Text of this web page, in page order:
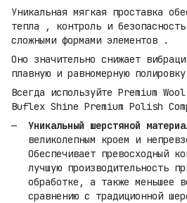
Уникальная мягкая проставка
тепла , контроль и
сложными формами элементов .
Оно значительно снижает
плавную и равномерную
Всегда используйте Premium
Buflex Shine Premium Polish
Уникальный шерстяной
великолепным кроем и
Обеспечивает превосходный
лучшую производительность
обработке, а также меньшее
сравнению с традиционной